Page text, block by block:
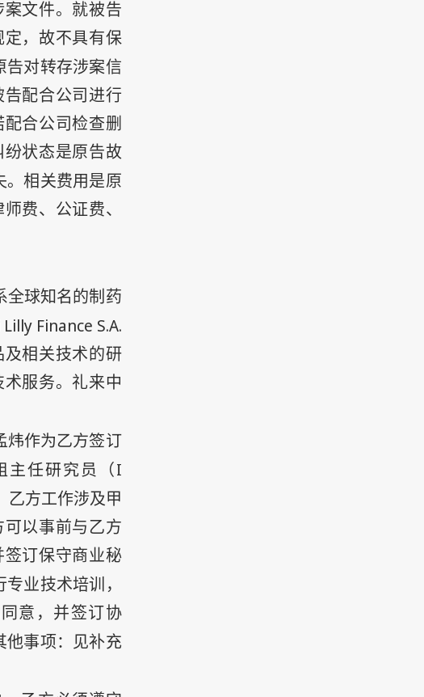
文件。就被告
，故不具有保
告对转存涉案信
配合公司进行
合公司检查删
纷状态是原告故
。相关费用是原
费、公证费、
全球知名的制药
Lilly Finance S.A.
相关技术的研
服务。礼来中
炜作为乙方签订
主任研究员（I
乙方工作涉及甲
以事前与乙方
订保守商业秘
业技术培训，
意，并签订协
他事项：见补充